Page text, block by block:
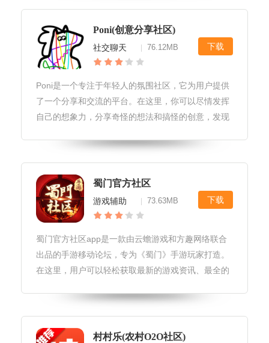
的观点和感受。感兴趣的小伙伴快来95408下载吧。
Poni(创意分享社区)
社交聊天 76.12MB 下载
Poni是一个专注于年轻人的氛围社区，它为用户提供
了一个分享和交流的平台。在这里，你可以尽情发挥
自己的想象力，分享奇怪的想法和搞怪的创意，发现
伴快来95408下载吧。
蜀门官方社区
游戏辅助 73.63MB 下载
蜀门官方社区app是一款由云蟾游戏和方趣网络联合
出品的手游移动论坛，专为《蜀门》手游玩家打造。
在这里，用户可以轻松获取最新的游戏资讯、最全的
们愉快交流。感兴趣的玩家快来95408下载体验吧！
蜀门官方社区特色丰富的游戏信息：用户可以在应用
内获取到最新的游戏动态、活动信息、攻略教程等，
村村乐(农村O2O社区)